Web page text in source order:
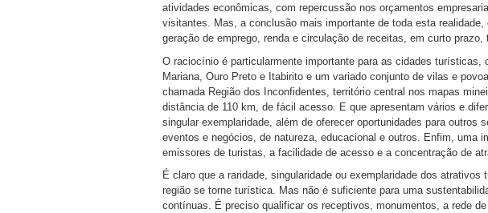
atividades econômicas, com repercussão nos orçamentos
visitantes. Mas, a conclusão mais importante de toda esta
geração de emprego, renda e circulação de receitas, em curto
O raciocínio é particularmente importante para as cidades
Mariana, Ouro Preto e Itabirito e um variado conjunto de vilas e
chamada Região dos Inconfidentes, território central nos mapas
distância de 110 km, de fácil acesso. E que apresentam vários e
singular exemplaridade, além de oferecer oportunidades para outros
eventos e negócios, de natureza, educacional e outros. Enfim, uma
emissores de turistas, a facilidade de acesso e a concentração de
É claro que a raridade, singularidade ou exemplaridade dos
região se torne turística. Mas não é suficiente para uma
contínuas. É preciso qualificar os receptivos, monumentos, a rede